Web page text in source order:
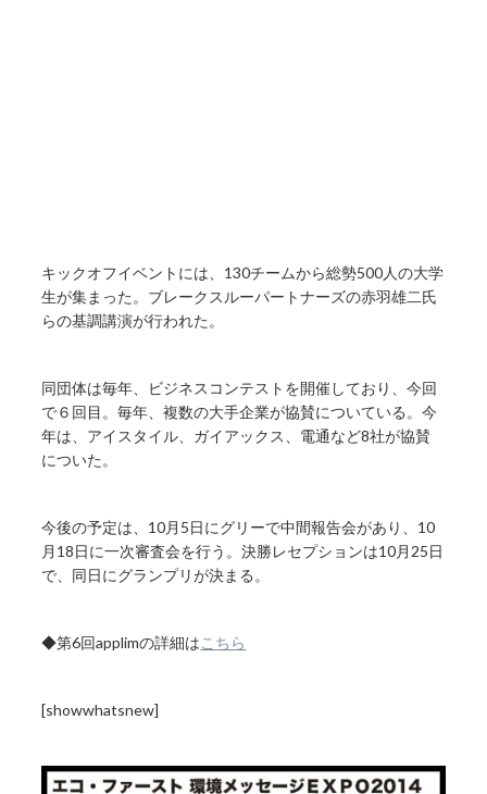
キックオフイベントには、130チームから総勢500人の大学
生が集まった。ブレークスルーパートナーズの赤羽雄二氏
らの基調講演が行われた。
同団体は毎年、ビジネスコンテストを開催しており、今回
で６回目。毎年、複数の大手企業が協賛についている。今
年は、アイスタイル、ガイアックス、電通など8社が協賛
についた。
今後の予定は、10月5日にグリーで中間報告会があり、10
月18日に一次審査会を行う。決勝レセプションは10月25日
で、同日にグランプリが決まる。
◆第6回applimの詳細はこちら
[showwhatsnew]